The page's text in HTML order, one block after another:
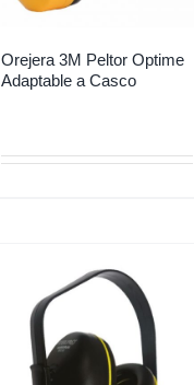
Orejera 3M Peltor Optime
Adaptable a Casco